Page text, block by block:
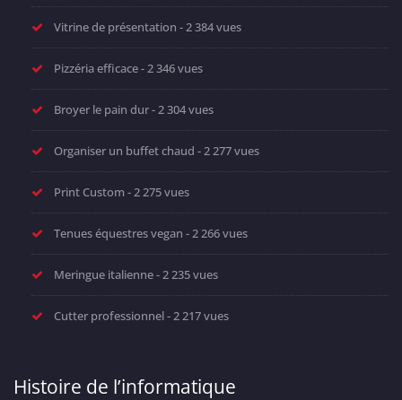
Vitrine de présentation - 2 384 vues
Pizzéria efficace- 2 346 vues
Broyer le pain dur- 2 304 vues
Organiser un buffet chaud - 2 277 vues
Print Custom - 2 275 vues
Tenues équestres vegan - 2 266 vues
Meringue italienne- 2 235 vues
Cutter professionnel- 2 217 vues
Histoire de l’informatique